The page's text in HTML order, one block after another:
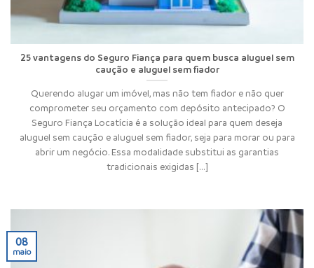
25 vantagens do Seguro Fiança para quem busca aluguel sem
caução e aluguel sem fiador
Querendo alugar um imóvel, mas não tem fiador e não quer
comprometer seu orçamento com depósito antecipado? O
Seguro Fiança Locatícia é a solução ideal para quem deseja
aluguel sem caução e aluguel sem fiador, seja para morar ou para
abrir um negócio. Essa modalidade substitui as garantias
tradicionais exigidas [...]
08
maio